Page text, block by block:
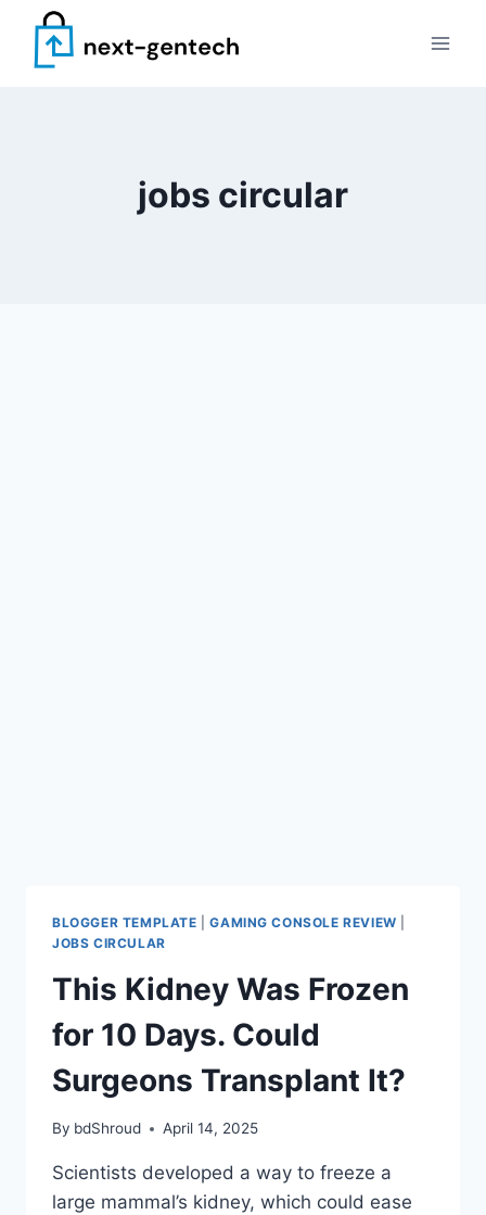
content
jobs circular
BLOGGER TEMPLATE |GAMING CONSOLE REVIEW
JOBS CIRCULAR
This Kidney Was Frozen
for 10 Days. Could
Surgeons Transplant It?
By bdShroud April 14, 2025
Scientists developed a way to freeze a
large mammal’s kidney, which could ease